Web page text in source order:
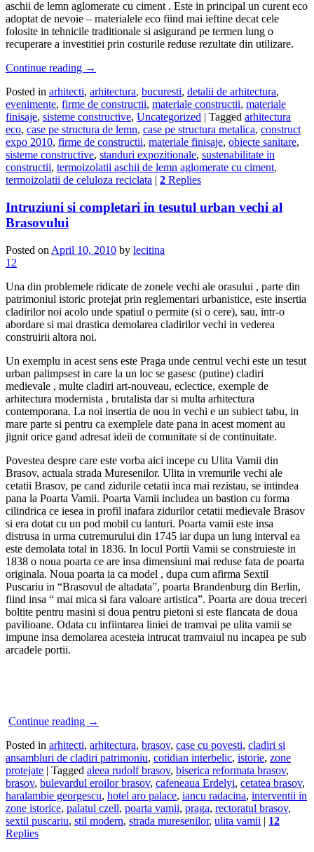
aschii de lemn aglomerate cu ciment . Este in principal un curent eco
adoptat de nevoie – materialele eco fiind mai ieftine decat cele
folosite in tehnicile traditionale si asigurand pe termen lung o
recuperare a investitiei prin costurile reduse rezultate din utilizare.
Continue reading →
Posted in arhitecti, arhitectura, bucuresti, detalii de arhitectura,
evenimente, firme de constructii, materiale constructii, materiale
finisaje, sisteme constructive, Uncategorized | Tagged arhitectura
eco, case pe structura de lemn, case pe structura metalica, construct
expo 2010, firme de constructii, materiale finisaje, obiecte sanitare,
sisteme constructive, standuri expozitionale, sustenabilitate in
constructii, termoizolatii aschii de lemn aglomerate cu ciment,
termoizolatii de celuloza reciclata | 2 Replies
Intruziuni si completari in tesutul urban vechi al
Brasovului
Posted on April 10, 2010 by lecitina
12
Una din problemele ridicate de zonele vechi ale orasului , parte din
patrimoniul istoric protejat prin reglementari urbanistice, este insertia
cladirilor noi acolo unde spatiul o permite (si o cere), sau, intr-o
abordare si mai drastica demolarea cladirilor vechi in vederea
construirii altora noi.
Un exemplu in acest sens este Praga unde centrul vechi este un tesut
urban palimpsest in care la un loc se gasesc (putine) cladiri
medievale , multe cladiri art-nouveau, eclectice, exemple de
arhitectura modernista , brutalista dar si multa arhitectura
contemporana. La noi insertia de nou in vechi e un subiect tabu, in
mare parte si pentru ca exemplele date pana in acest moment au
jignit orice gand adresat ideii de comunitate si de continuitate.
Povestea despre care este vorba aici incepe cu Ulita Vamii din
Brasov, actuala strada Muresenilor. Ulita in vremurile vechi ale
cetatii Brasov, pe cand zidurile cetatii inca mai rezistau, se intindea
pana la Poarta Vamii. Poarta Vamii includea un bastion cu forma
cilindrica ce iesea in profil inafara zidurilor cetatii medievale Brasov
si era dotat cu un pod mobil cu lanturi. Poarta vamii este insa
distrusa in urma cutremurului din 1745 iar dupa un lung interval ea
este demolata total in 1836. In locul Portii Vamii se construieste in
1838 o noua poarta ce are insa dimensiuni mai reduse fata de poarta
originala. Noua poarta ia ca model , dupa cum afirma Sextil
Puscariu in “Brasovul de altadata”, poarta Brandenburg din Berlin,
fiind insa “ mai mica si fara valoare artistica”. Poarta are doua treceri
boltite pentru masini si doua pentru pietoni si este flancata de doua
pavilioane. Odata cu infiintarea liniei de tramvai pe ulita vamii se
impune insa demolarea acesteia intrucat tramvaiul nu incapea pe sub
arcadele portii.
Continue reading →
Posted in arhitecti, arhitectura, brasov, case cu povesti, cladiri si
ansambluri de cladiri patrimoniu, cotidian interbelic, istorie, zone
protejate | Tagged aleea rudolf brasov, biserica reformata brasov,
brasov, bulevardul eroilor brasov, cafeneaua Erdelyi, cetatea brasov,
haralambie georgescu, hotel aro palace, iancu radacina, interventii in
zone istorice, palatul czell, poarta vamii, praga, rectoratul brasov,
sextil puscariu, stil modern, strada muresenilor, ulita vamii | 12
Replies